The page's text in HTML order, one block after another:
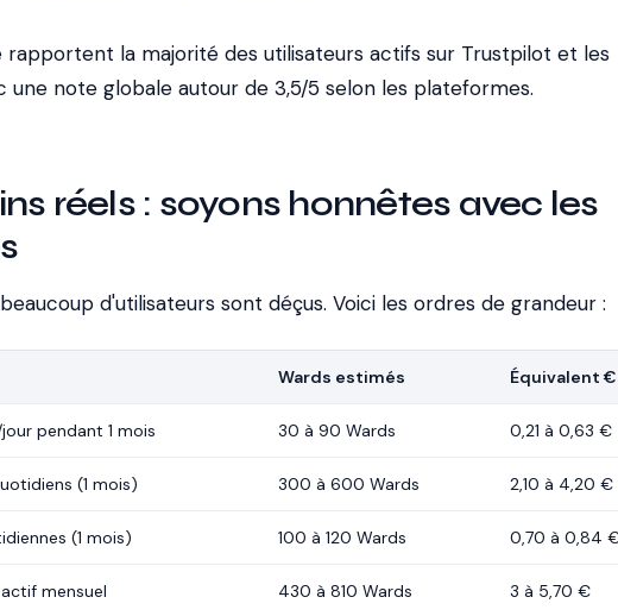
rapportent la majorité des utilisateurs actifs sur Trustpilot et les
une note globale autour de 3,5/5 selon les plateformes.
réels : soyons honnêtes avec les
d'utilisateurs sont déçus. Voici les ordres de grandeur :
Wards estimés Équivalent €
pendant 1 mois 30 à 90 Wards 0,21 à 0,63 €
(1 mois) 300 à 600 Wards 2,10 à 4,20 €
(1 mois) 100 à 120 Wards 0,70 à 0,84
mensuel 430 à 810 Wards 3 à 5,70 €